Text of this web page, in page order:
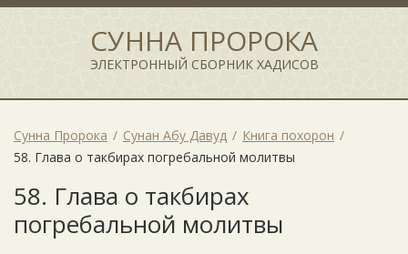
СУННА ПРОРОКА
ЭЛЕКТРОННЫЙ СБОРНИК ХАДИСОВ
Сунна Пророка Сунан Абу Давуд
Книга похорон
58. Глава о такбирах погребальной молитвы
58. Глава о такбирах
погребальной молитвы